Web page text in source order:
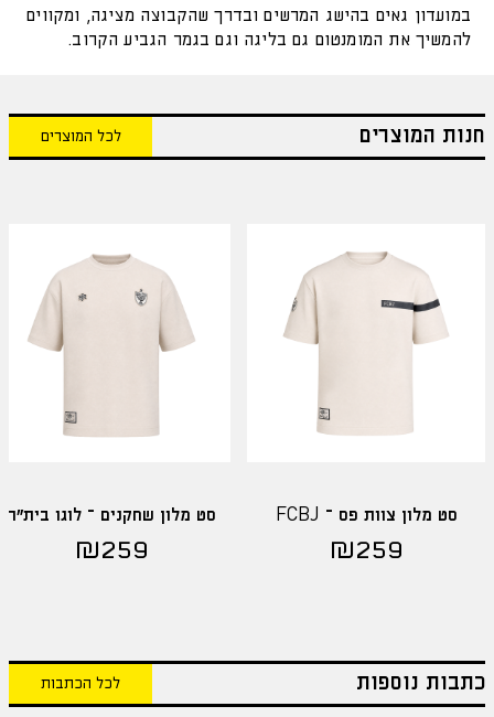
במועדון גאים בהישג המרשים ובדרך שהקבוצה מציגה, ומקווים
להמשיך את המומנטום גם בליגה וגם בגמר הגביע הקרוב.
חנות המוצרים לכל המוצרים
סט מלון צוות פס – FCBJ
₪259
סט מלון שחקנים – לוגו בית"ר
₪259
כתבות נוספות לכל הכתבות